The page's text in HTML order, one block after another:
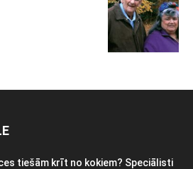
tiešām krīt no kokiem? Speciālisti